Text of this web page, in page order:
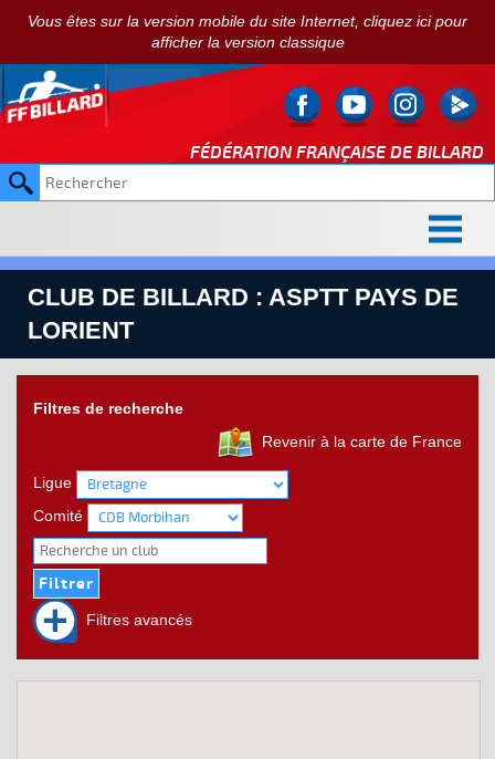
Vous êtes sur la version mobile du site Internet, cliquez ici pour
afficher la version classique
FÉDÉRATION FRANÇAISE DE BILLARD
CLUB DE BILLARD : ASPTT PAYS DE
LORIENT
Filtres de recherche
Revenir à la carte de France
Ligue
Comité
Filtres avancés